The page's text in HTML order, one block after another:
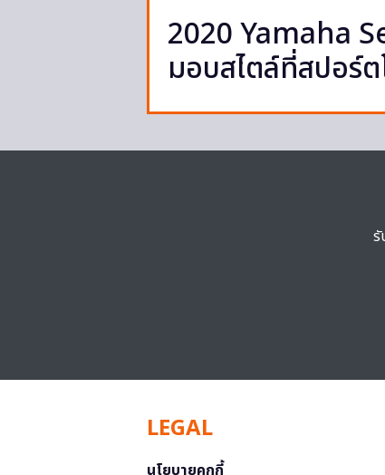
2020 Yamaha
มอบสไตล์ที่สปอร์ต
รั
LEGAL
นโยบายคุกกี้